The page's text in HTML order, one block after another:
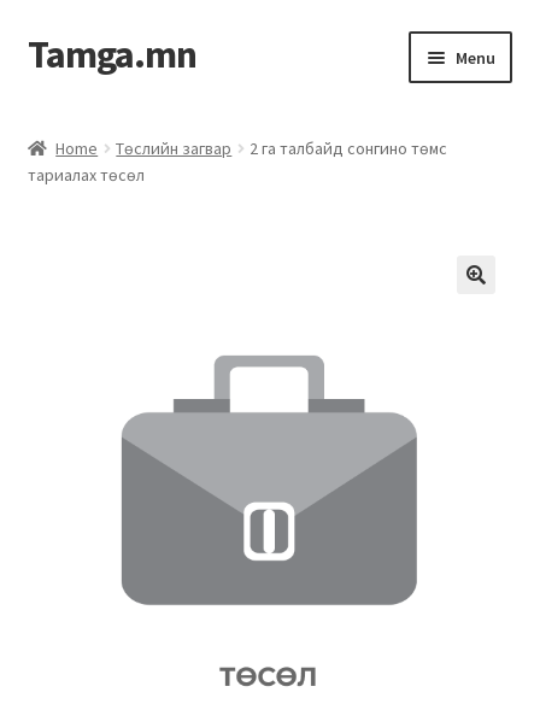
Tamga.mn Menu
ХАБЭА-н багц
Компанийн удирдлагын бичиг баримт
Home Төслийн загвар
2 га талбайд сонгино төмс
тариалах төсөл